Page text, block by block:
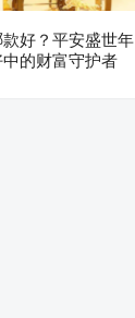
好？平安盛世年
的财富守护者